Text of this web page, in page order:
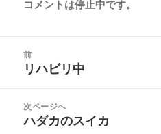
コメントは停止中です。
前
前
投
稿:
リハビリ中
次ページへ
次
ハダカのスイカ